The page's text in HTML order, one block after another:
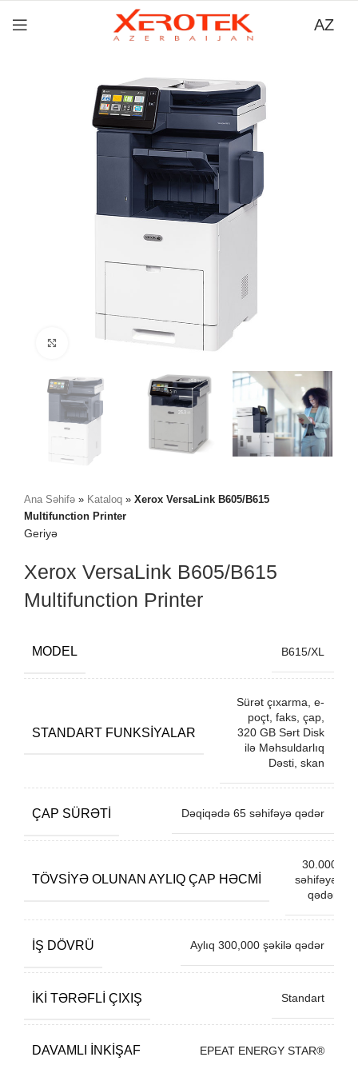
AZ
Böyütmək üçün tıklayın
Ana Səhifə » Kataloq » Xerox VersaLink B605/B615
Multifunction Printer
Geriyə
Xerox VersaLink B605/B615
Multifunction Printer
MODEL B615/XL
STANDART FUNKSIYALAR
Sürət çıxarma, e-
poçt, faks, çap,
320 GB Sərt Disk
ilə Məhsuldarlıq
Dəsti, skan
ÇAP SÜRƏTI Dəqiqədə 65 səhifəyə qədər
TÖVSIYƏ OLUNAN AYLIQ ÇAP HƏCMI
30.000
səhifəyə
qədər
İŞ DÖVRÜ Aylıq 300,000 şəkilə qədər
İKI TƏRƏFLI ÇIXIŞ Standart
DAVAMLI INKIŞAF EPEAT ENERGY STAR®